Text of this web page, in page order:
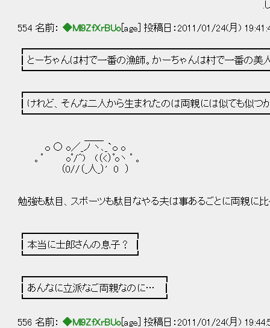
.し
554 名前： ◆Ml9ZfXrBUo [age] 投稿日：2011/01/24(月)
┃とーちゃんは村で一番の漁師。かーちゃんは村で一番の美
┃けれど、そんな二人から生まれたのは両親には似ても似
ｏ ○ o／_ノ ヽ､_`ｏ o
。ﾟ oﾟ/^) (（<）ﾟoヽ ﾟ 。
（0//（_人_）' 0 ）
勉強も駄目、スポーツも駄目なやる夫は事あるごとに両親に
┏━━━━━━━━━━━┓
┃本当に士郎さんの息子？ ┃
┗━━━━━━━━━━━┛
┏━━━━━━━━━━━━━━┓
┃あんなに立派なご両親なのに… ┃
┗━━━━━━━━━━━━━━┛
556 名前： ◆Ml9ZfXrBUo [age] 投稿日：2011/01/24(月)